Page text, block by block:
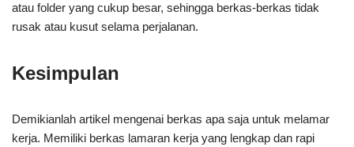
atau folder yang cukup besar, sehingga berkas-berkas tidak
rusak atau kusut selama perjalanan.
Kesimpulan
Demikianlah artikel mengenai berkas apa saja untuk melamar
kerja. Memiliki berkas lamaran kerja yang lengkap dan rapi